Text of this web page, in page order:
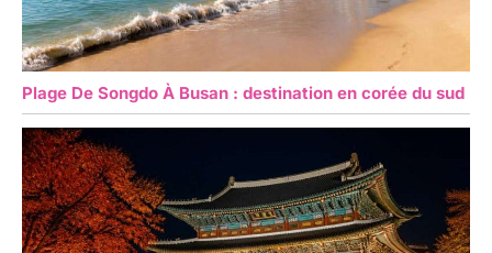
Plage De Songdo À Busan : destination en corée du sud